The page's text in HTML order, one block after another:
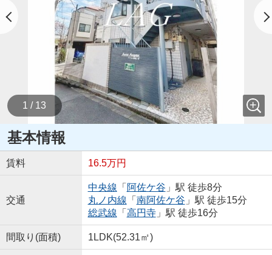
1 / 13
基本情報
賃料 16.5万円
交通
中央線 「 阿佐ケ谷 」駅 徒歩8分
丸ノ内線 「 南阿佐ケ谷 」駅 徒歩15分
総武線 「 高円寺」駅 徒歩16分
間取り(面積) 1LDK(52.31㎡)